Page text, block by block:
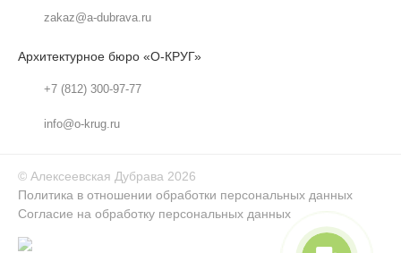
zakaz@a-dubrava.ru
Архитектурное бюро «О-КРУГ»
+7 (812) 300-97-77
info@o-krug.ru
© Алексеевская Дубрава 2026
Политика в отношении обработки персональных данных
Согласие на обработку персональных данных